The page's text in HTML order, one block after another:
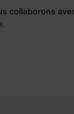
collaborons